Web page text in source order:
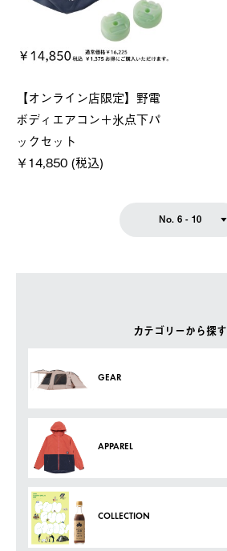
カテゴリーから探す
GEAR
APPAREL
COLLECTION
【オンライン店限定】野電
ボディエアコン＋氷点下パ
ックセット
￥14,850 (税込)
No. 6 - 10